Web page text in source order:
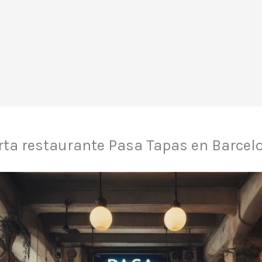
restaurante Pasa Tapas en